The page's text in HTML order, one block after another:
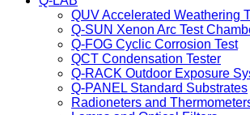
QUV Accelerated Weathering
Q-SUN Xenon Arc Test
Q-FOG Cyclic Corrosion Test
QCT Condensation Tester
Q-RACK Outdoor Exposure
Q-PANEL Standard Substrates
Radioneters and